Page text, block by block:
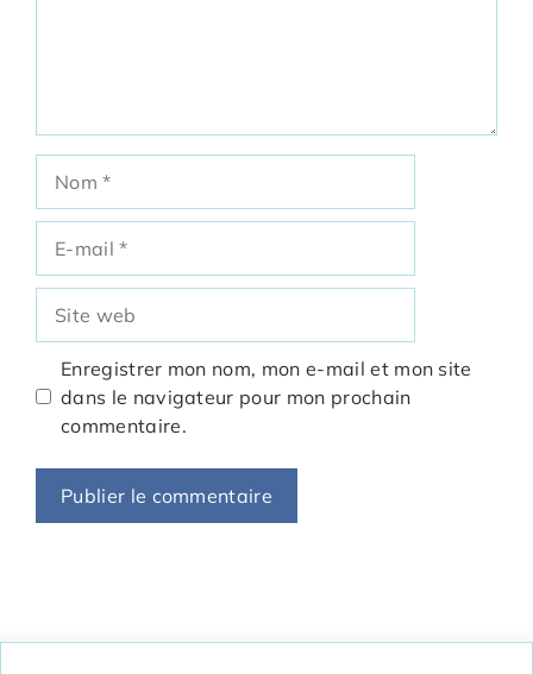
mail
web
Enregistrer mon nom, mon e-mail et mon site
dans le navigateur pour mon prochain
commentaire.